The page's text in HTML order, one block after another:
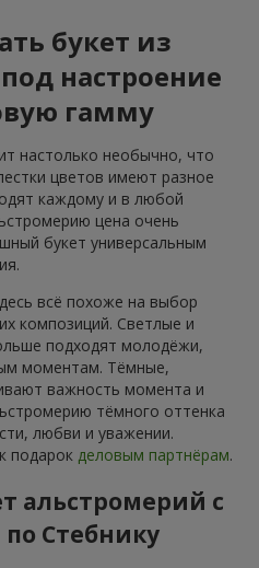
букет из
настроение
гамму
настолько необычно, что
цветов имеют разное
каждому и в любой
цена очень
букет универсальным
всё похоже на выбор
композиций. Светлые и
подходят молодёжи,
моментам. Тёмные,
важность момента и
тёмного оттенка
любви и уважении.
подарок деловым партнёрам.
альстромерий с
Стебнику